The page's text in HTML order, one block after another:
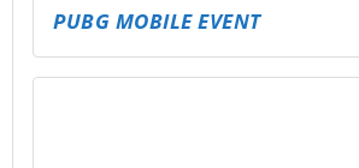
KARTENTURNIER